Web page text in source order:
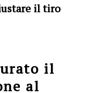
il tiro
il
al